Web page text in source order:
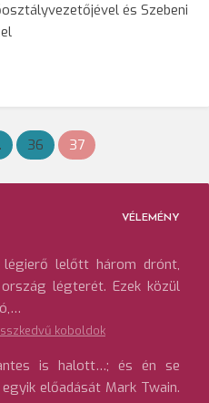
és Szebeni
36 37
VÉLEMÉNY
lelőtt három drónt,
légterét. Ezek közül
koboldok
is halott…; és én se
előadását Mark Twain.